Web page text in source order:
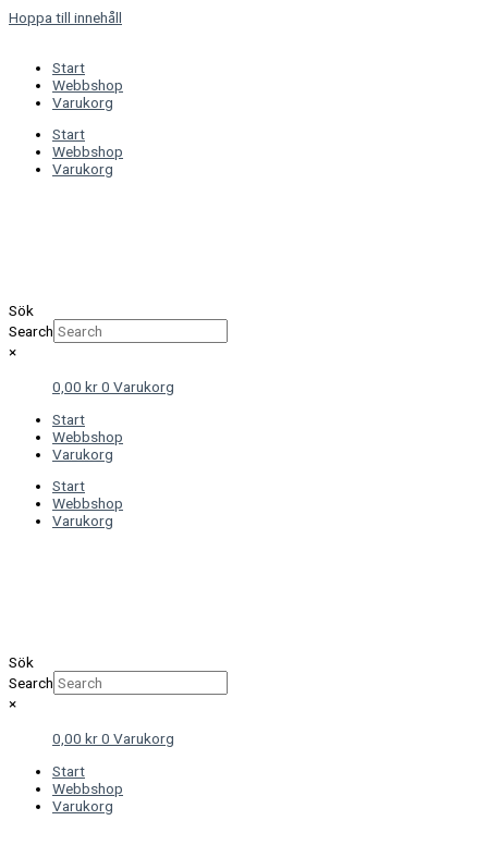
Hoppa till innehåll
Start
Webbshop
Varukorg
Start
Webbshop
Varukorg
Sök
Search
×
0,00 kr0 Varukorg
Start
Webbshop
Varukorg
Start
Webbshop
Varukorg
Sök
Search
×
0,00 kr0 Varukorg
Start
Webbshop
Varukorg